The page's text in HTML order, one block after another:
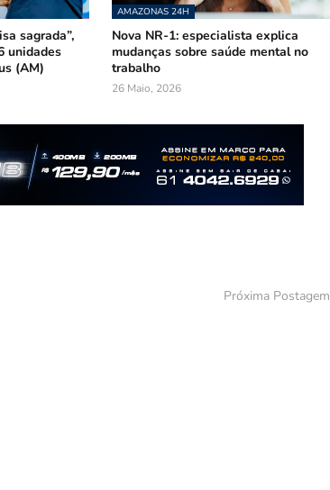
sagrada”,
unidades
(AM)
AMAZONAS 24H
Nova NR-1: especialista explica
mudanças sobre saúde mental no
trabalho
26 Maio, 2026
Próxima Postagem